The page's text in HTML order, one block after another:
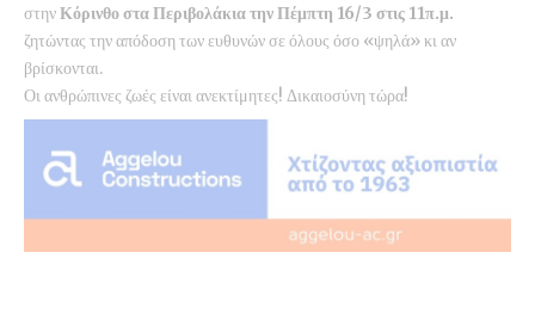
στηνΚόρινθο στα Περιβολάκια την Πέμπτη 16/3 στις 11π.μ.
ζητώντας την απόδοση των ευθυνών σε όλους όσο «ψηλά» κι αν
βρίσκονται.
Οι ανθρώπινες ζωές είναι ανεκτίμητες! Δικαιοσύνη τώρα!